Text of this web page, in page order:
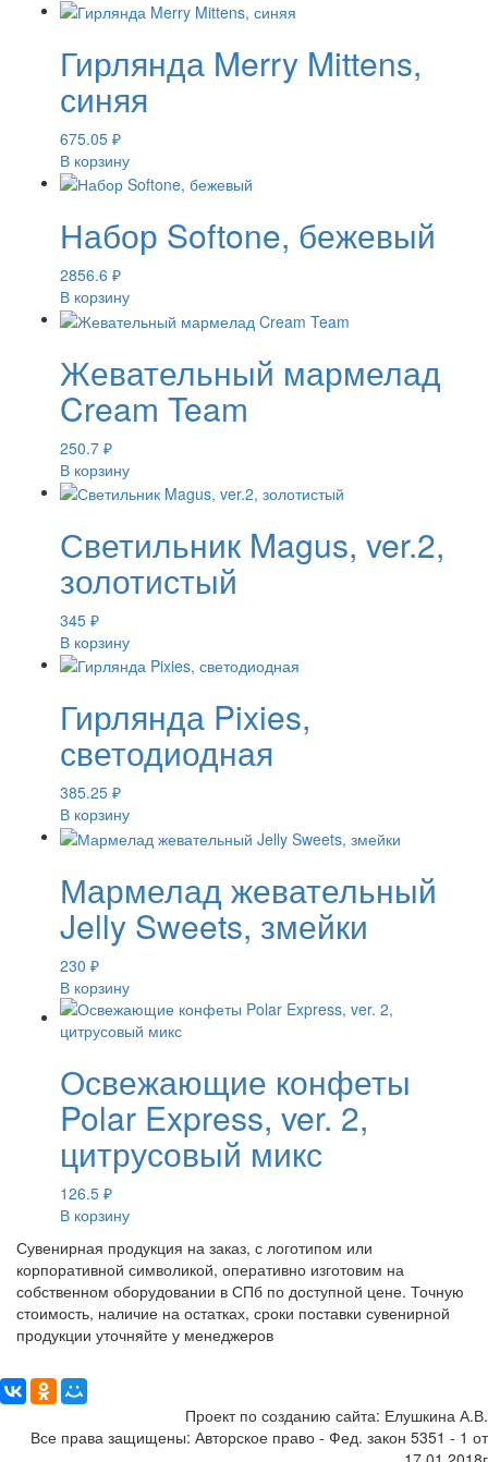
Гирлянда Merry Mittens,
синяя
675.05 ₽
В корзину
Набор Softone, бежевый
2856.6 ₽
В корзину
Жевательный мармелад
Cream Team
250.7 ₽
В корзину
Светильник Magus, ver.2,
золотистый
345 ₽
В корзину
Гирлянда Pixies,
светодиодная
385.25 ₽
В корзину
Мармелад жевательный
Jelly Sweets, змейки
230 ₽
В корзину
Освежающие конфеты
Polar Express, ver. 2,
цитрусовый микс
126.5 ₽
В корзину
Сувенирная продукция на заказ, с логотипом или
корпоративной символикой, оперативно изготовим на
собственном оборудовании в СПб по доступной цене. Точную
стоимость, наличие на остатках, сроки поставки сувенирной
продукции уточняйте у менеджеров
Проект по созданию сайта: Елушкина А.В.
Все права защищены: Авторское право - Фед. закон 5351 - 1 от